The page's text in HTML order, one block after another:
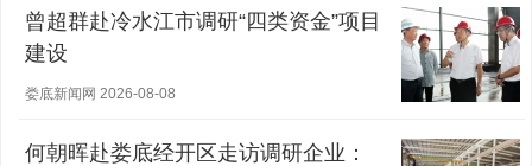
曾超群赴冷水江市调研“四类资金”项目
建设
娄底新闻网 2026-08-08
何朝晖赴娄底经开区走访调研企业：